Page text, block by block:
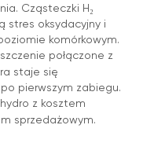
Cząsteczki H₂
stres oksydacyjny i
komórkowym.
połączone z
staje się
pierwszym zabiegu.
z kosztem
sprzedażowym.